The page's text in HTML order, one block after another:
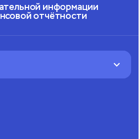
информации
отчётности